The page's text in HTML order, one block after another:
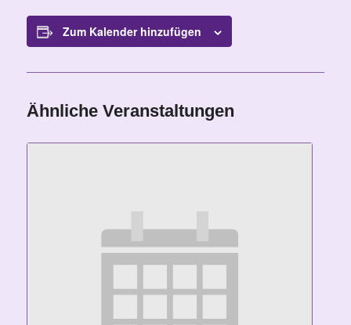
Zum Kalender hinzufügen
Ähnliche Veranstaltungen